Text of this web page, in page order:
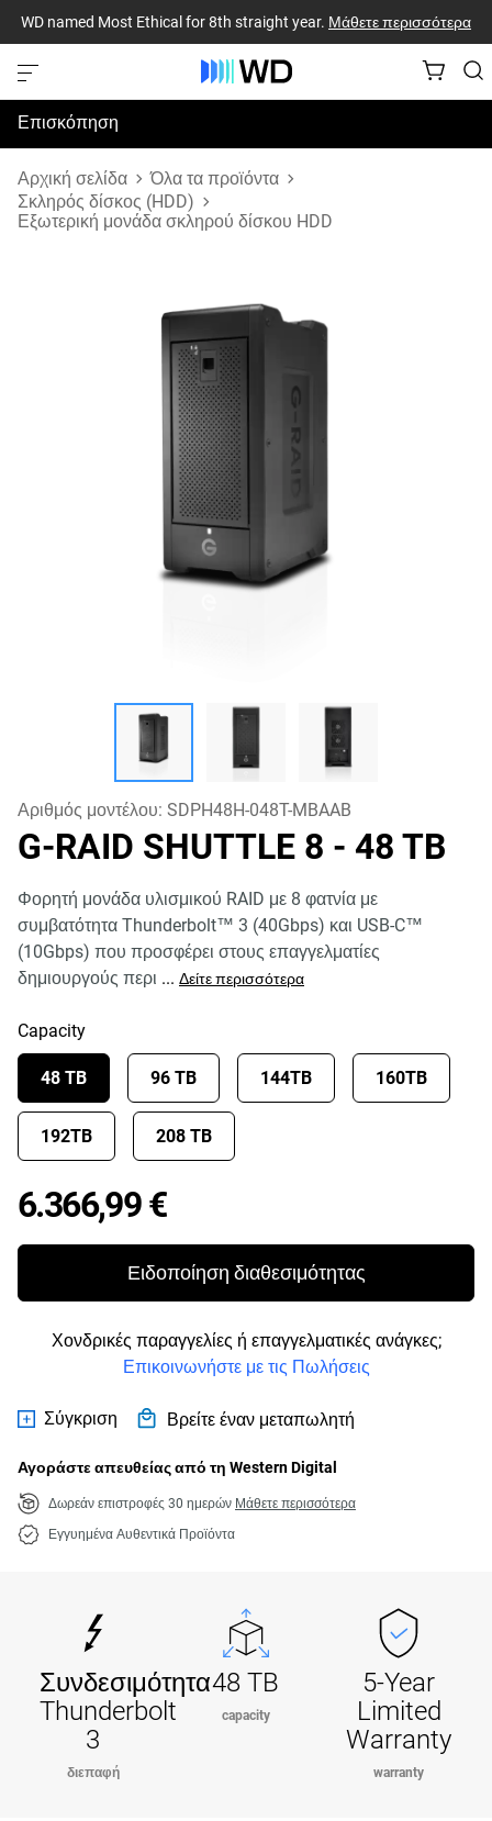
WD named Most Ethical for 8th straight year. Μάθετε περισσότερα
Επισκόπηση
Προδιαγραφές
Υποστήριξη & Πόροι
Αρχική σελίδα
Όλα τα προϊόντα
Σκληρός δίσκος (HDD)
Εξωτερική μονάδα σκληρού δίσκου HDD
Αριθμός μοντέλου: SDPH48H-048T-MBAAB
G-RAID SHUTTLE 8 - 48 TB
Φορητή μονάδα υλισμικού RAID με 8 φατνία με
συμβατότητα Thunderbolt™ 3 (40Gbps) και USB-C™
(10Gbps) που προσφέρει στους επαγγελματίες
δημιουργούς περι ... Δείτε περισσότερα
Capacity
48 TB 96 TB 144TB 160TB
192TB 208 TB
6.366,99 €Price 6.366,99 €
Ειδοποίηση διαθεσιμότητας
Χονδρικές παραγγελίες ή επαγγελματικές ανάγκες;
Επικοινωνήστε με τις Πωλήσεις
Σύγκριση Βρείτε έναν μεταπωλητή
Αγοράστε απευθείας από τη Western Digital
Δωρεάν επιστροφές 30 ημερών Μάθετε περισσότερα
Εγγυημένα Αυθεντικά Προϊόντα
Συνδεσιμότητα
Thunderbolt
3
διεπαφή
48 TB
capacity
5-Year
Limited
Warranty
warranty